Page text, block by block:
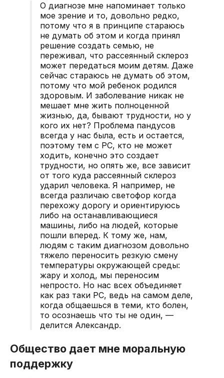
О диагнозе мне напоминает только
мое зрение и то, довольно редко,
потому что я в принципе стараюсь
не думать об этом и когда принял
решение создать семью, не
переживал, что рассеянный склероз
может передаться моим детям. Даже
сейчас стараюсь не думать об этом,
потому что мой ребенок родился
здоровым. И заболевание никак не
мешает мне жить полноценной
жизнью, да, бывают трудности, но у
кого их нет? Проблема пандусов
всегда у нас была, есть и остается,
поэтому тем с РС, кто не может
ходить, конечно это создает
трудности, но опять же, все зависит
от того куда рассеянный склероз
ударил человека. Я например, не
всегда различаю светофор когда
перехожу дорогу и ориентируюсь
либо на останавливающиеся
машины, либо на людей, которые
пошли вперед. К тому же, нам,
людям с таким диагнозом довольно
тяжело переносить резкую смену
температуры окружающей среды:
жару и холод, мы переносим
непросто. Но нас всех объединяет
как раз таки РС, ведь на самом деле,
когда общаешься в теми, кто болен,
то осознаешь что ты не один, —
делится Александр.
Общество дает мне моральную
поддержку